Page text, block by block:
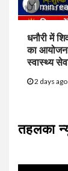
1 min
धनौरी में
का
स्वास्थ्य
2 days ago
तहलका